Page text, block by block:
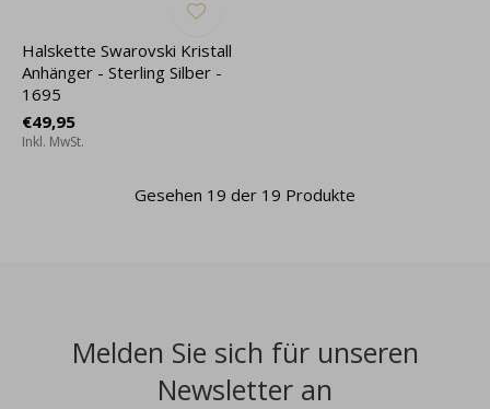
Halskette Swarovski Kristall
Anhänger - Sterling Silber -
1695
€49,95
Inkl. MwSt.
Gesehen 19 der 19 Produkte
Melden Sie sich für unseren
Newsletter an